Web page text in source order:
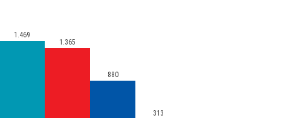
1.469
1.365
880
313